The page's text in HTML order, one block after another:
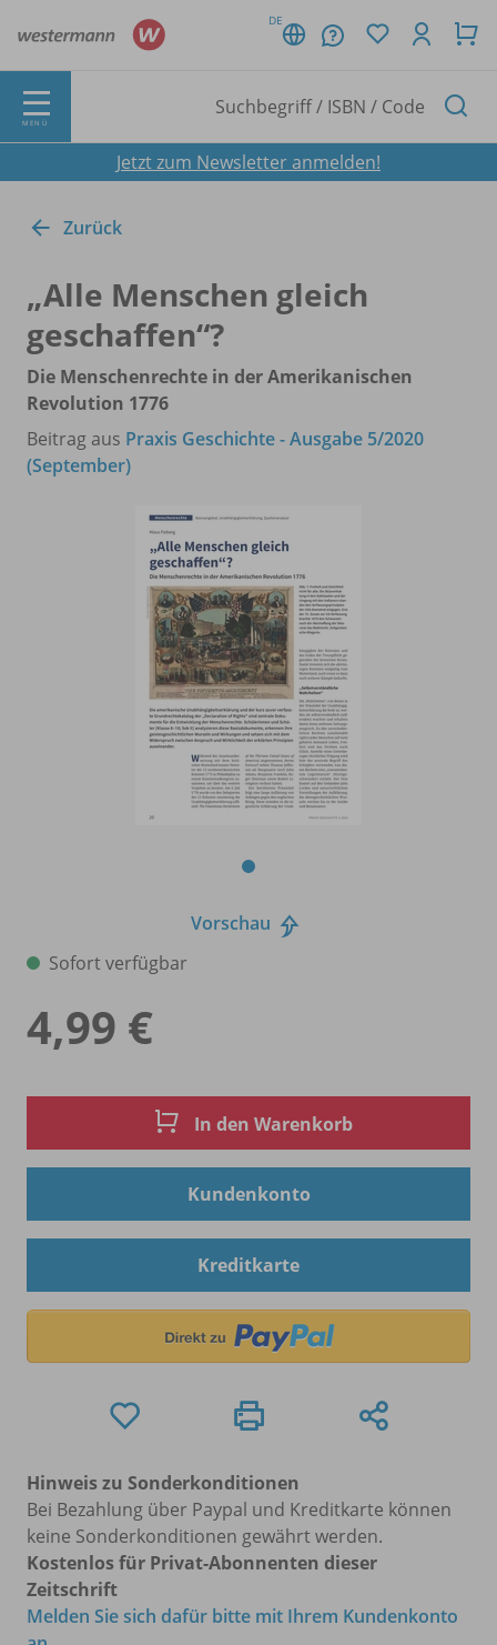
DE
MENÜ
Jetzt zum Newsletter anmelden!
Zurück
„Alle Menschen gleich
geschaffen“?
Die Menschenrechte in der Amerikanischen
Revolution 1776
Beitrag aus Praxis Geschichte - Ausgabe 5/2020
(September)
Vorschau
Sofort verfügbar
4,99 €
In den Warenkorb
Kundenkonto
Kreditkarte
Hinweis zu Sonderkonditionen
Bei Bezahlung über Paypal und Kreditkarte können
keine Sonderkonditionen gewährt werden.
Kostenlos für Privat-Abonnenten dieser
Zeitschrift
Melden Sie sich dafür bitte mit Ihrem Kundenkonto